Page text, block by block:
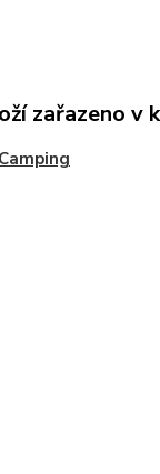
zařazeno v
Camping